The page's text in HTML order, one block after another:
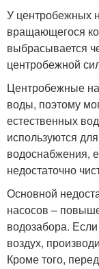
У центробежных
вращающегося
выбрасывается
центробежной
Центробежные
воды, поэтому
естественных
используются
водоснабжения,
недостаточно
Основной
насосов –
водозабора.
воздух,
Кроме того,